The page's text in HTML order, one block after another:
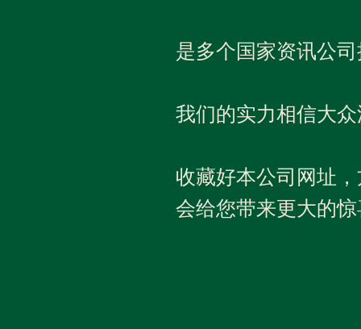
是多个国家资讯公
我们的实力相信大
收藏好本公司网址
会给您带来更大的